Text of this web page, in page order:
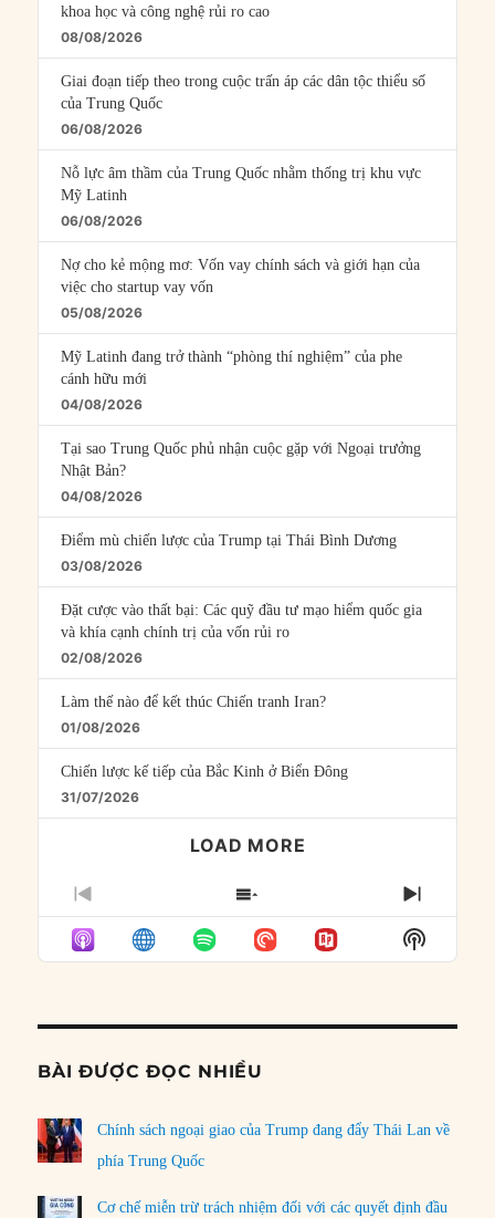
khoa học và công nghệ rủi ro cao
08/08/2026
Giai đoạn tiếp theo trong cuộc trấn áp các dân tộc thiểu số
của Trung Quốc
06/08/2026
Nỗ lực âm thầm của Trung Quốc nhằm thống trị khu vực
Mỹ Latinh
06/08/2026
Nợ cho kẻ mộng mơ: Vốn vay chính sách và giới hạn của
việc cho startup vay vốn
05/08/2026
Mỹ Latinh đang trở thành “phòng thí nghiệm” của phe
cánh hữu mới
04/08/2026
Tại sao Trung Quốc phủ nhận cuộc gặp với Ngoại trưởng
Nhật Bản?
04/08/2026
Điểm mù chiến lược của Trump tại Thái Bình Dương
03/08/2026
Đặt cược vào thất bại: Các quỹ đầu tư mạo hiểm quốc gia
và khía cạnh chính trị của vốn rủi ro
02/08/2026
Làm thế nào để kết thúc Chiến tranh Iran?
01/08/2026
Chiến lược kế tiếp của Bắc Kinh ở Biển Đông
31/07/2026
LOAD MORE
PREVIOUS
EPISODE
SHOW
EPISODES
LIST
NEXT
Show
Podcast
BÀI ĐƯỢC ĐỌC NHIỀU
Chính sách ngoại giao của Trump đang đẩy Thái Lan về
phía Trung Quốc
Cơ chế miễn trừ trách nhiệm đối với các quyết định đầu